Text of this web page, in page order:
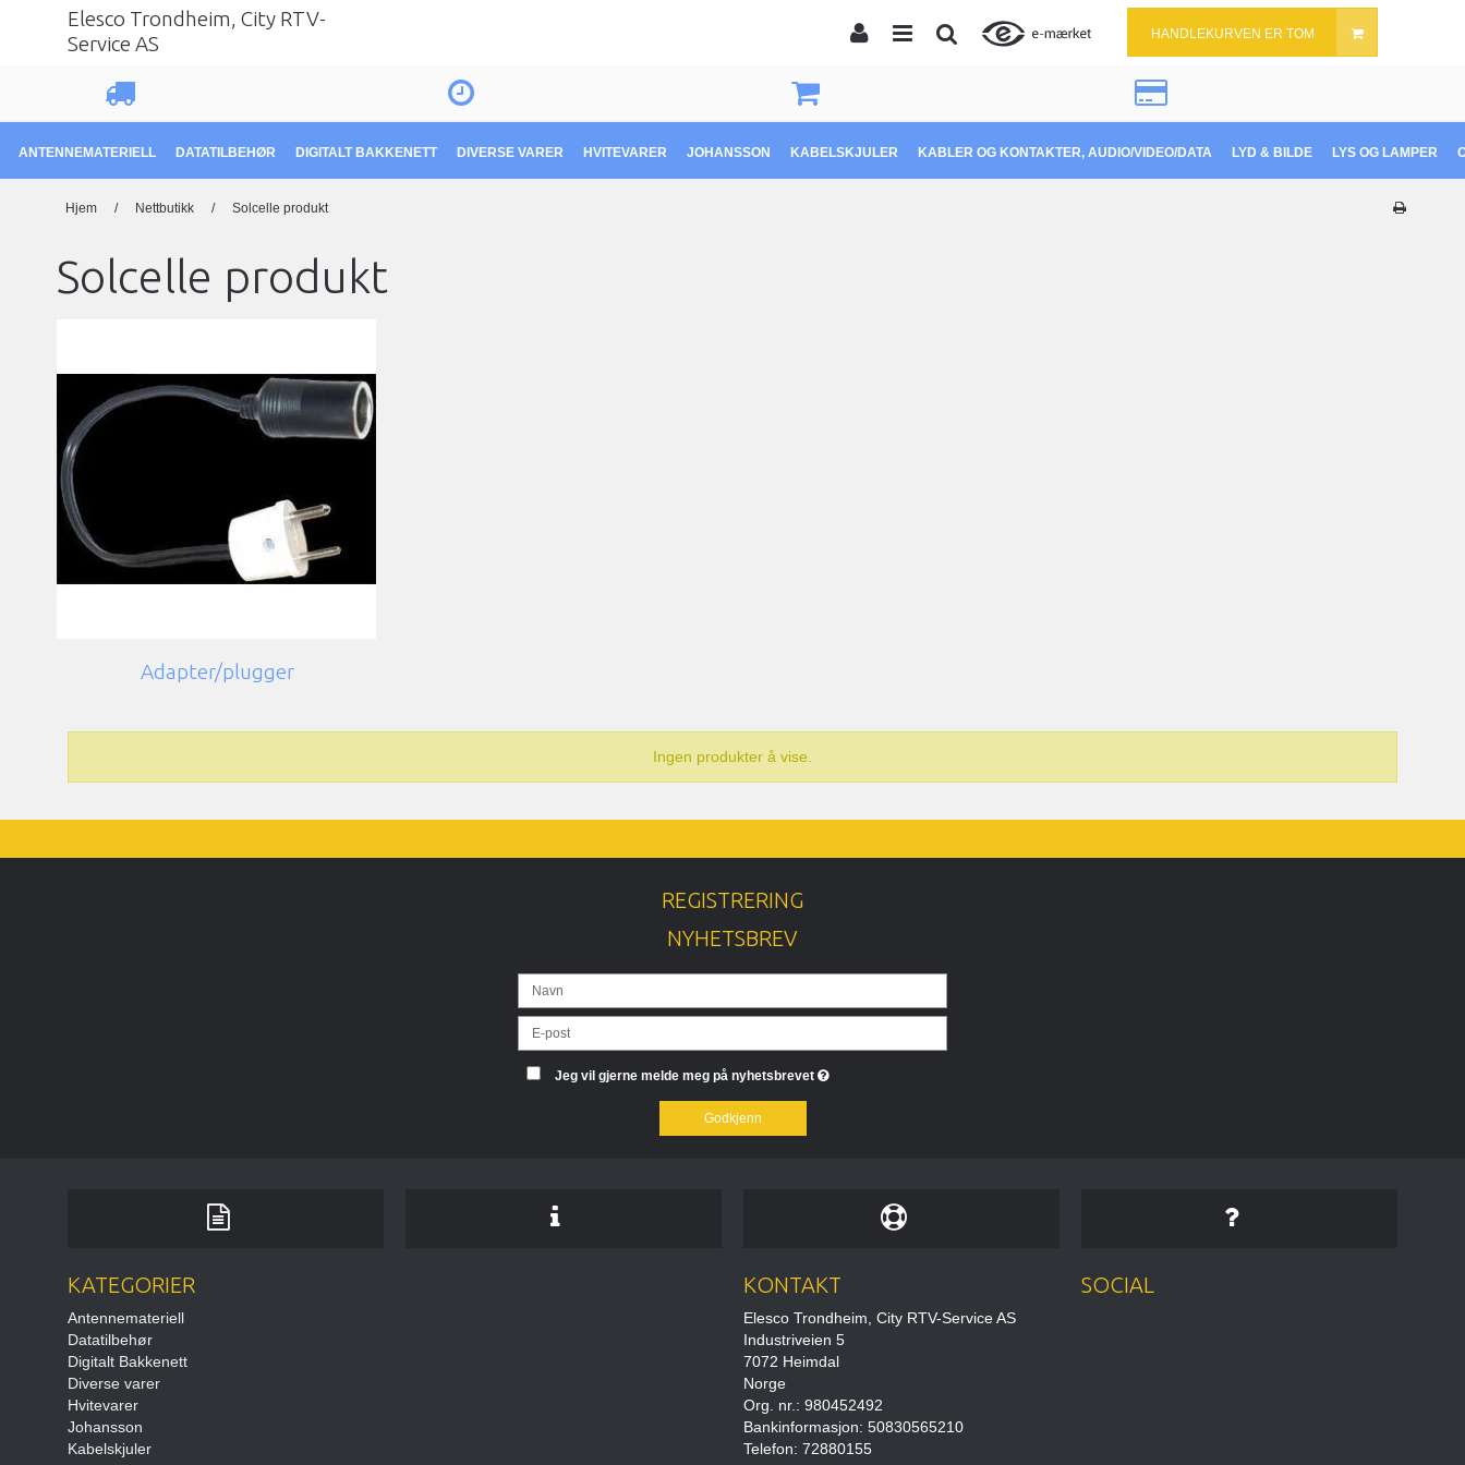
Elesco Trondheim, City RTV-
Service AS
HANDLEKURVEN ER TOM
ANTENNEMATERIELL DATATILBEHØR DIGITALT BAKKENETT DIVERSE VARER HVITEVARER JOHANSSON KABELSKJULER KABLER OG KONTAKTER, AUDIO/VIDEO/DATA LYD & BILDE LYS OG LAMPER
Hjem / Nettbutikk / Solcelle produkt
Solcelle produkt
Adapter/plugger
Ingen produkter å vise.
REGISTRERING
NYHETSBREV
Jeg vil gjerne melde meg på nyhetsbrevet
Godkjenn
KATEGORIER
Antennemateriell
Datatilbehør
Digitalt Bakkenett
Diverse varer
Hvitevarer
Johansson
Kabelskjuler
KONTAKT
Elesco Trondheim, City RTV-Service AS
Industriveien 5
7072 Heimdal
Norge
Org. nr.: 980452492
Bankinformasjon: 50830565210
Telefon: 72880155
SOCIAL